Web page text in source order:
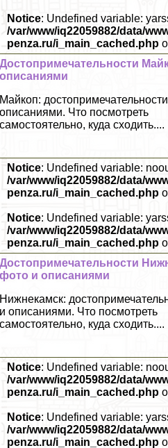
Notice: Undefined variable:
/var/www/iq22059882/data/
penza.ru/i_main_cached.php
Достопримечательности
описаниями
Майкоп:
описаниями. Что посмотреть
самостоятельно, куда сходить....
Notice: Undefined variable:
/var/www/iq22059882/data/
penza.ru/i_main_cached.php
Notice: Undefined variable:
/var/www/iq22059882/data/
penza.ru/i_main_cached.php
Достопримечательности
фото и описаниями
Нижнекамск:
и описаниями. Что посмотреть
самостоятельно, куда сходить....
Notice: Undefined variable:
/var/www/iq22059882/data/
penza.ru/i_main_cached.php
Notice: Undefined variable:
/var/www/iq22059882/data/
penza.ru/i_main_cached.php